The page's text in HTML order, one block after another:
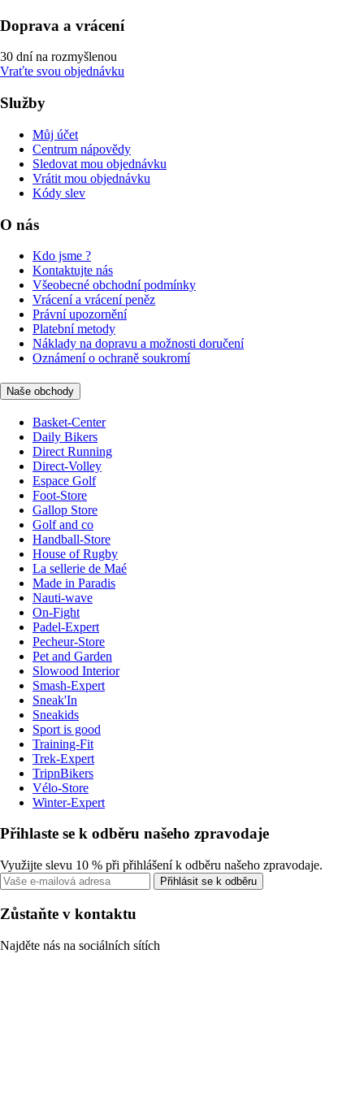
Doprava a vrácení
30 dní na rozmyšlenou
Vraťte svou objednávku
Služby
Můj účet
Centrum nápovědy
Sledovat mou objednávku
Vrátit mou objednávku
Kódy slev
O nás
Kdo jsme ?
Kontaktujte nás
Všeobecné obchodní podmínky
Vrácení a vrácení peněz
Právní upozornění
Platební metody
Náklady na dopravu a možnosti doručení
Oznámení o ochraně soukromí
Naše obchody
Basket-Center
Daily Bikers
Direct Running
Direct-Volley
Espace Golf
Foot-Store
Gallop Store
Golf and co
Handball-Store
House of Rugby
La sellerie de Maé
Made in Paradis
Nauti-wave
On-Fight
Padel-Expert
Pecheur-Store
Pet and Garden
Slowood Interior
Smash-Expert
Sneak'In
Sneakids
Sport is good
Training-Fit
Trek-Expert
TripnBikers
Vélo-Store
Winter-Expert
Přihlaste se k odběru našeho zpravodaje
Využijte slevu 10 % při přihlášení k odběru našeho zpravodaje.
Přihlásit se k odběru
Zůstaňte v kontaktu
Najděte nás na sociálních sítích